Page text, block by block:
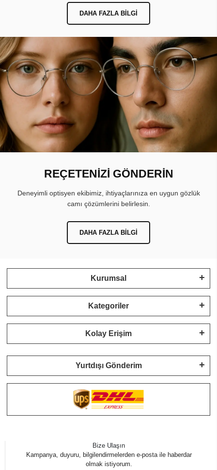
DAHA FAZLA BILGI
REÇETENİZİ GÖNDERİN
Deneyimli optisyen ekibimiz, ihtiyaçlarınıza en uygun gözlük
camı çözümlerini belirlesin.
DAHA FAZLA BILGI
Kurumsal
Kategoriler
Kolay Erişim
Yurtdışı Gönderim
Bize Ulaşın
Kampanya, duyuru, bilgilendirmelerden e-posta ile haberdar
olmak istiyorum.